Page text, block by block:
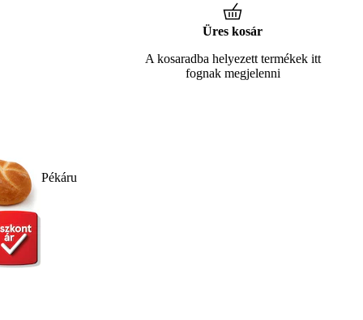
Pékáru
Üres kosár
A kosaradba helyezett termékek itt
fognak megjelenni